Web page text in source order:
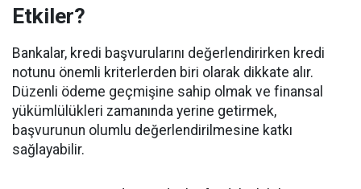
Etkiler?
Bankalar, kredi başvurularını değerlendirirken kredi
notunu önemli kriterlerden biri olarak dikkate alır.
Düzenli ödeme geçmişine sahip olmak ve finansal
yükümlülükleri zamanında yerine getirmek,
başvurunun olumlu değerlendirilmesine katkı
sağlayabilir.